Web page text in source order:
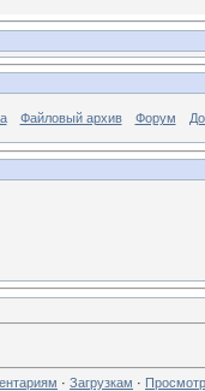
Файловый архив Форум
· Загрузкам ·